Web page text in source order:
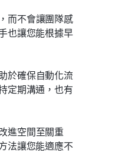
而不會讓團隊感
也讓您能根據早
於確保自動化流
定期溝通，也有
進空間至關重
法讓您能適應不